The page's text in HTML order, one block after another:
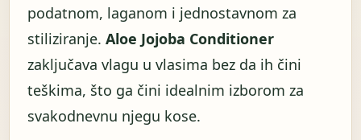
podatnom, laganom i jednostavnom za
stiliziranje. Aloe Jojoba Conditioner
zaključava vlagu u vlasima bez da ih čini
teškima, što ga čini idealnim izborom za
svakodnevnu njegu kose.